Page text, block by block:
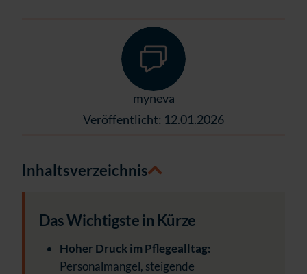
myneva
Veröffentlicht: 12.01.2026
Inhaltsverzeichnis
Das Wichtigste in Kürze
Hoher Druck im Pflegealltag:
Personalmangel, steigende